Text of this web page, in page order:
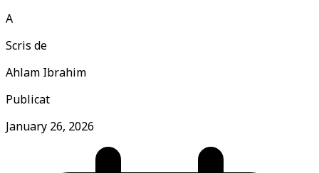
A
Scris de
Ahlam Ibrahim
Publicat
January 26, 2026